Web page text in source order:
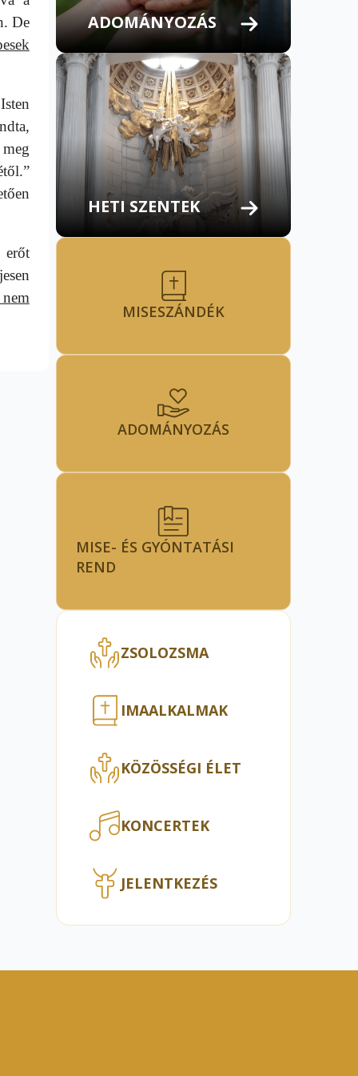
De
erőt
ADOMÁNYOZÁS
HETI SZENTEK
MISESZÁNDÉK
ADOMÁNYOZÁS
MISE- ÉS GYÓNTATÁSI
REND
ZSOLOZSMA
IMAALKALMAK
KÖZÖSSÉGI ÉLET
KONCERTEK
JELENTKEZÉS